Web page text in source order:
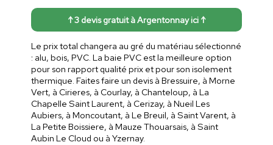
↑ 3 devis gratuit à Argentonnay ici ↑
Le prix total changera au gré du matériau sélectionné
: alu, bois, PVC. La baie PVC est la meilleure option
pour son rapport qualité prix et pour son isolement
thermique. Faites faire un devis à Bressuire, à Morne
Vert, à Cirieres, à Courlay, à Chanteloup, à La
Chapelle Saint Laurent, à Cerizay, à Nueil Les
Aubiers, à Moncoutant, à Le Breuil, à Saint Varent, à
La Petite Boissiere, à Mauze Thouarsais, à Saint
Aubin Le Cloud ou à Yzernay.